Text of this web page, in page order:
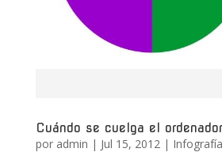
Cuándo se cuelga el
por admin | Jul 15, 2012 |